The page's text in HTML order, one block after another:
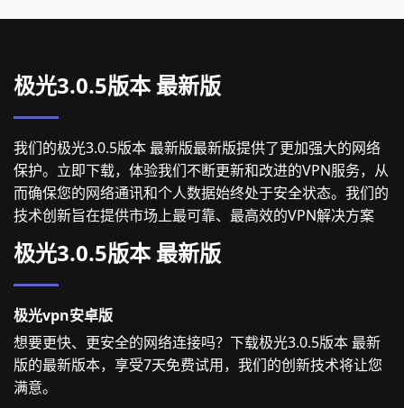
极光3.0.5版本 最新版
我们的极光3.0.5版本 最新版最新版提供了更加强大的网络
保护。立即下载，体验我们不断更新和改进的VPN服务，从
而确保您的网络通讯和个人数据始终处于安全状态。我们的
技术创新旨在提供市场上最可靠、最高效的VPN解决方案
极光3.0.5版本 最新版
极光vpn安卓版
想要更快、更安全的网络连接吗？下载极光3.0.5版本 最新
版的最新版本，享受7天免费试用，我们的创新技术将让您
满意。